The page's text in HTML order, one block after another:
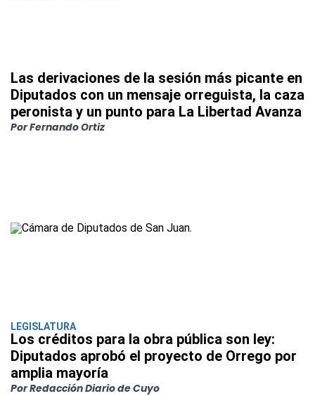
Las derivaciones de la sesión más picante en
Diputados con un mensaje orreguista, la caza
peronista y un punto para La Libertad Avanza
Por Fernando Ortiz
LEGISLATURA
Los créditos para la obra pública son ley:
Diputados aprobó el proyecto de Orrego por
amplia mayoría
Por Redacción Diario de Cuyo